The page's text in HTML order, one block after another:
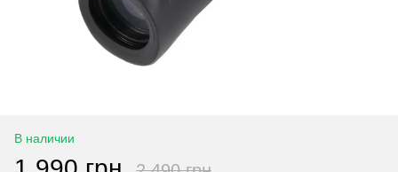
В наличии